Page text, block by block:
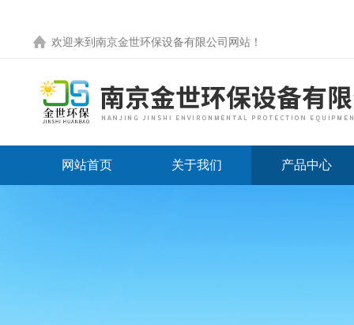
欢迎来到 南京金世环保设备有限公司网站 ！
网站首页 关于我们 产品中心